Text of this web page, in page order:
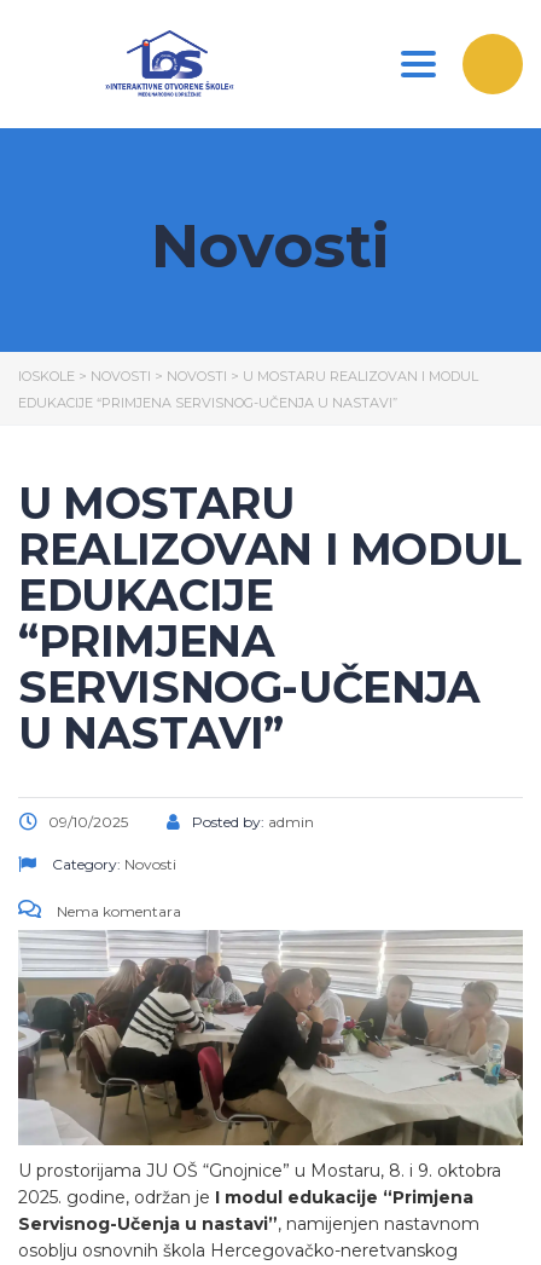
Toggle
Novosti
IOSKOLE > NOVOSTI > NOVOSTI > U MOSTARU REALIZOVAN I MODUL
EDUKACIJE “PRIMJENA SERVISNOG-UČENJA U NASTAVI”
U MOSTARU
REALIZOVAN I MODUL
EDUKACIJE
“PRIMJENA
SERVISNOG-UČENJA
U NASTAVI”
09/10/2025 Posted by: admin
Category: Novosti
Nema komentara
U prostorijama JU OŠ “Gnojnice” u Mostaru, 8. i 9. oktobra
2025. godine, održan je I modul edukacije “Primjena
Servisnog-Učenja u nastavi”, namijenjen nastavnom
osoblju osnovnih škola Hercegovačko-neretvanskog